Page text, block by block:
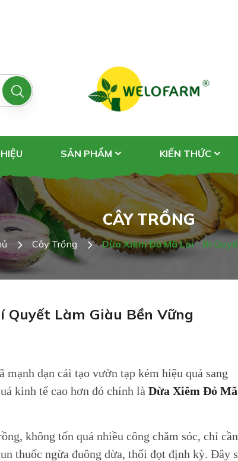
SẢN PHẨM KIẾN THỨC
CÂY TRỒNG
Cây Trồng Dừa Xiêm Đỏ Mã Lai - Bí
Quyết Làm Giàu Bền Vững
mạnh dạn cải tạo vườn tạp kém hiệu quả sang
kinh tế cao hơn đó chính là Dừa Xiêm Đỏ Mã
không tốn quá nhiều công chăm sóc, chỉ cần
thuốc ngừa đuông dừa, thối đọt định kỳ. Đây